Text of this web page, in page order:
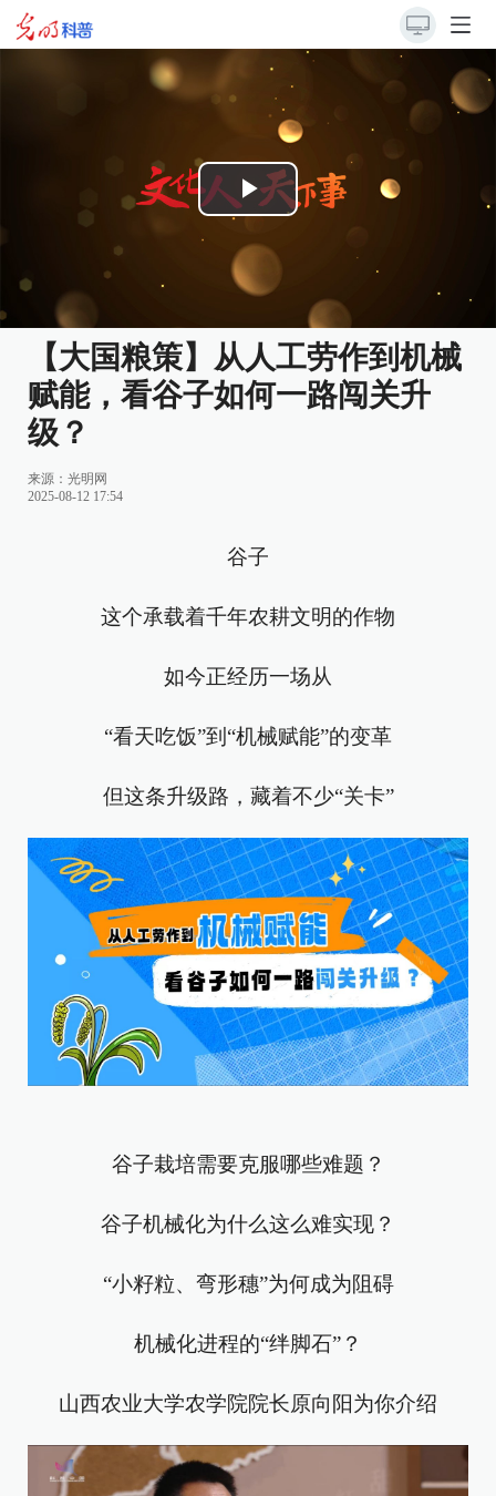
Play
Video
【大国粮策】从人工劳作到机械
赋能，看谷子如何一路闯关升
级？
来源： 光明网
2025-08-12 17:54
谷子
这个承载着千年农耕文明的作物
如今正经历一场从
“看天吃饭”到“机械赋能”的变革
但这条升级路，藏着不少“关卡”
谷子栽培需要克服哪些难题？
谷子机械化为什么这么难实现？
“小籽粒、弯形穗”为何成为阻碍
机械化进程的“绊脚石”？
山西农业大学农学院院长原向阳为你介绍